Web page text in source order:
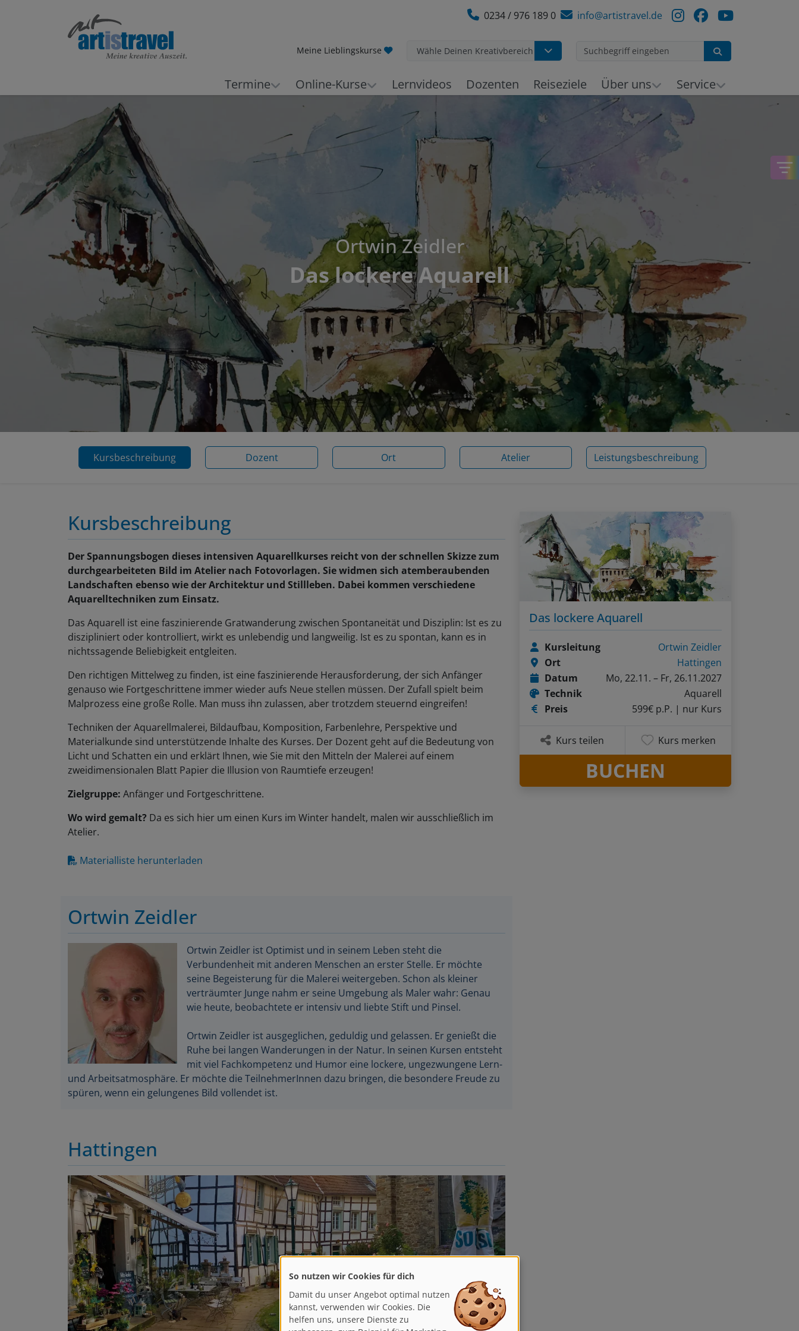
0234 / 976 189 0 info@artistravel.de
Meine Lieblingskurse Wähle Deinen Kreativbereich
Termine Online-Kurse Lernvideos Dozenten Reiseziele Über uns Service
Ortwin Zeidler
Das lockere Aquarell
Kursbeschreibung Dozent Ort Atelier Leistungsbeschreibung
Kursbeschreibung
Der Spannungsbogen dieses intensiven Aquarellkurses reicht von der schnellen Skizze zum
durchgearbeiteten Bild im Atelier nach Fotovorlagen. Sie widmen sich atemberaubenden
Landschaften ebenso wie der Architektur und Stillleben. Dabei kommen verschiedene
Aquarelltechniken zum Einsatz.
Das Aquarell ist eine faszinierende Gratwanderung zwischen Spontaneität und Disziplin: Ist es zu
diszipliniert oder kontrolliert, wirkt es unlebendig und langweilig. Ist es zu spontan, kann es in
nichtssagende Beliebigkeit entgleiten.
Den richtigen Mittelweg zu finden, ist eine faszinierende Herausforderung, der sich Anfänger
genauso wie Fortgeschrittene immer wieder aufs Neue stellen müssen. Der Zufall spielt beim
Malprozess eine große Rolle. Man muss ihn zulassen, aber trotzdem steuernd eingreifen!
Techniken der Aquarellmalerei, Bildaufbau, Komposition, Farbenlehre, Perspektive und
Materialkunde sind unterstützende Inhalte des Kurses. Der Dozent geht auf die Bedeutung von
Licht und Schatten ein und erklärt Ihnen, wie Sie mit den Mitteln der Malerei auf einem
zweidimensionalen Blatt Papier die Illusion von Raumtiefe erzeugen!
Zielgruppe: Anfänger und Fortgeschrittene.
Wo wird gemalt? Da es sich hier um einen Kurs im Winter handelt, malen wir ausschließlich im
Atelier.
Materialliste herunterladen
Ortwin Zeidler
Ortwin Zeidler ist Optimist und in seinem Leben steht die
Verbundenheit mit anderen Menschen an erster Stelle. Er möchte
seine Begeisterung für die Malerei weitergeben. Schon als kleiner
verträumter Junge nahm er seine Umgebung als Maler wahr: Genau
wie heute, beobachtete er intensiv und liebte Stift und Pinsel.
Ortwin Zeidler ist ausgeglichen, geduldig und gelassen. Er genießt die
Ruhe bei langen Wanderungen in der Natur. In seinen Kursen entsteht
mit viel Fachkompetenz und Humor eine lockere, ungezwungene Lern-
und Arbeitsatmosphäre. Er möchte die TeilnehmerInnen dazu bringen, die besondere Freude zu
spüren, wenn ein gelungenes Bild vollendet ist.
Hattingen
Das lockere Aquarell
Kursleitung
Ortwin Zeidler
Ort
Hattingen
Datum
Mo, 22.11. – Fr, 26.11.2027
Technik
Aquarell
Preis
599€ p.P. | nur Kurs
Kurs teilen Kurs merken
BUCHEN
So nutzen wir Cookies für dich
Damit du unser Angebot optimal nutzen
kannst, verwenden wir Cookies. Die
helfen uns, unsere Dienste zu